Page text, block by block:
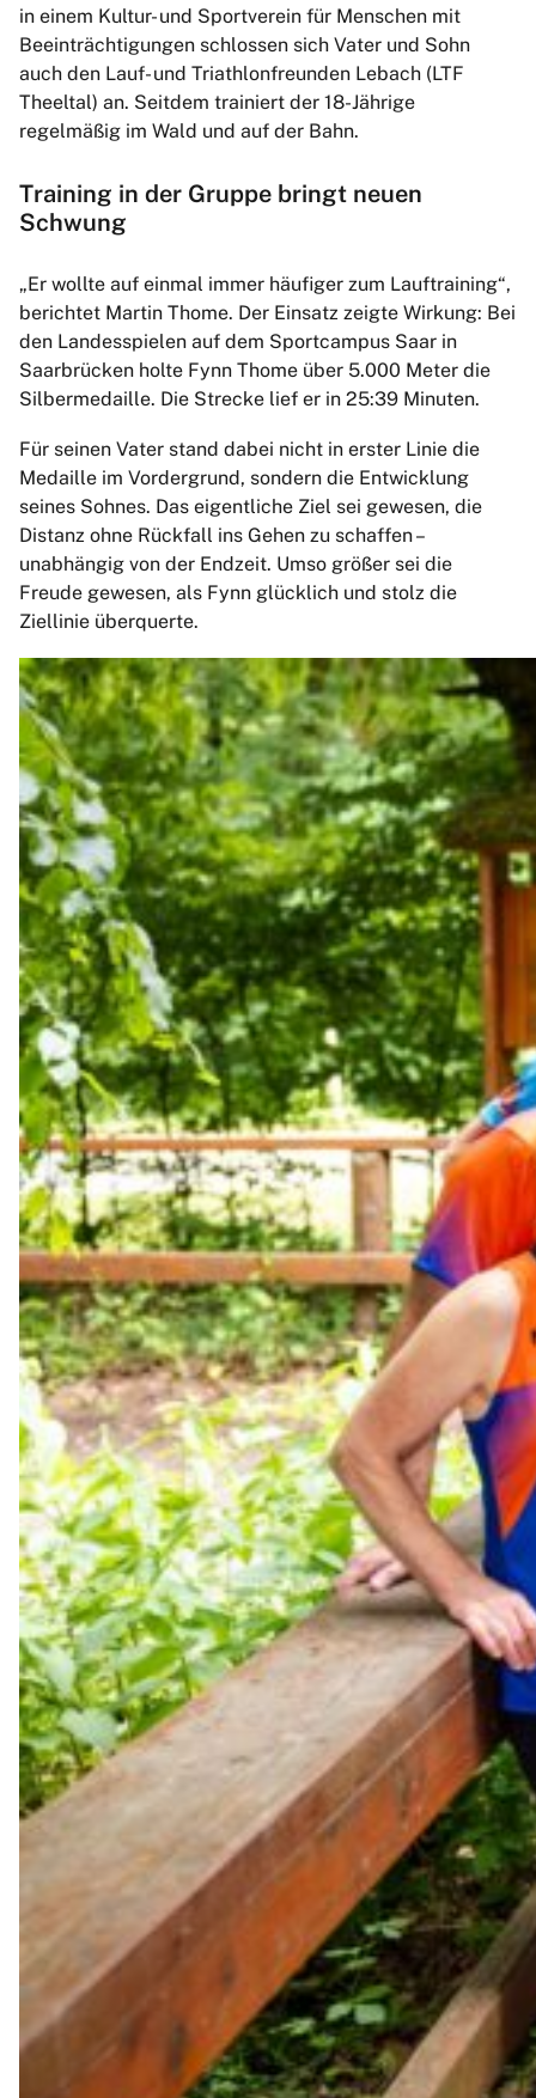
in einem Kultur- und Sportverein für Menschen mit
Beeinträchtigungen schlossen sich Vater und Sohn
auch den Lauf- und Triathlonfreunden Lebach (LTF
Theeltal) an. Seitdem trainiert der 18-Jährige
regelmäßig im Wald und auf der Bahn.
Training in der Gruppe bringt neuen
Schwung
„Er wollte auf einmal immer häufiger zum Lauftraining“,
berichtet Martin Thome. Der Einsatz zeigte Wirkung: Bei
den Landesspielen auf dem Sportcampus Saar in
Saarbrücken holte Fynn Thome über 5.000 Meter die
Silbermedaille. Die Strecke lief er in 25:39 Minuten.
Für seinen Vater stand dabei nicht in erster Linie die
Medaille im Vordergrund, sondern die Entwicklung
seines Sohnes. Das eigentliche Ziel sei gewesen, die
Distanz ohne Rückfall ins Gehen zu schaffen –
unabhängig von der Endzeit. Umso größer sei die
Freude gewesen, als Fynn glücklich und stolz die
Ziellinie überquerte.